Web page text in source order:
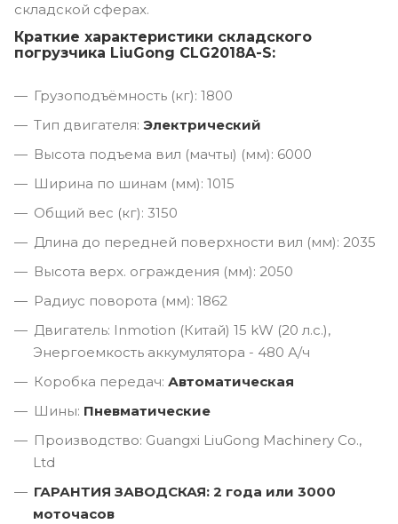
складской сферах.
Краткие характеристики складского
погрузчика LiuGong CLG2018A-S:
Грузоподъёмность (кг): 1800
Тип двигателя: Электрический
Высота подъема вил (мачты) (мм): 6000
Ширина по шинам (мм): 1015
Общий вес (кг): 3150
Длина до передней поверхности вил (мм): 2035
Высота верх. ограждения (мм): 2050
Радиус поворота (мм): 1862
Двигатель: Inmotion (Китай) 15 kW (20 л.с.),
Энергоемкость аккумулятора - 480 А/ч
Коробка передач: Автоматическая
Шины: Пневматические
Производство: Guangxi LiuGong Machinery Co.,
Ltd
ГАРАНТИЯ ЗАВОДСКАЯ: 2 года или 3000
моточасов